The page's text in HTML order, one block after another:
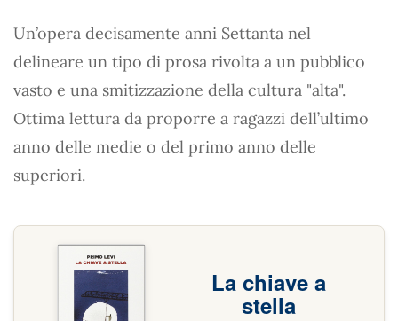
Un’opera decisamente anni Settanta nel
delineare un tipo di prosa rivolta a un pubblico
vasto e una smitizzazione della cultura "alta".
Ottima lettura da proporre a ragazzi dell’ultimo
anno delle medie o del primo anno delle
superiori.
La chiave a
stella